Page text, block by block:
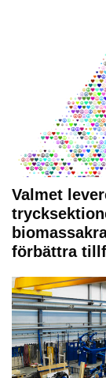
Valmet
förbättra